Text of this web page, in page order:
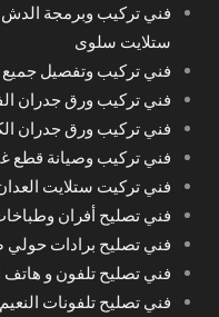
فني تركيب وبرمجة
ستلايت سلوى
فني تركيب وتفصيل جميع
فني تركيب ورق جدران
فني تركيب ورق جدران
فني تركيب وصيانة قطع
فني تركيت ستلايت
فني تصليح أفران
فني تصليح برادات حولي
فني تصليح تلفون و
فني تصليح تلفونات